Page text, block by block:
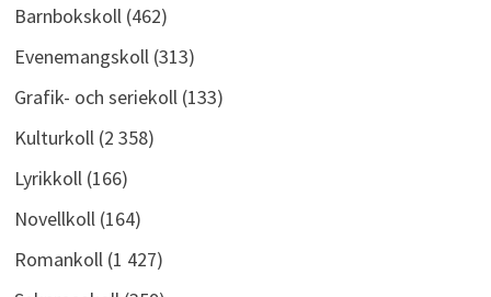
Barnbokskoll(462)
Evenemangskoll(313)
Grafik- och seriekoll(133)
Kulturkoll(2 358)
Lyrikkoll(166)
Novellkoll(164)
Romankoll(1 427)